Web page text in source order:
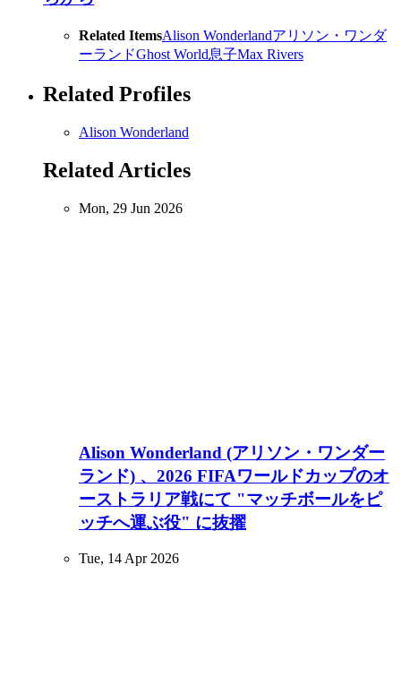
Related ItemsAlison Wonderlandアリソン・ワンダ
ーランドGhost World息子Max Rivers
Related Profiles
Alison Wonderland
Related Articles
Mon, 29 Jun 2026
Alison Wonderland (アリソン・ワンダー
ランド) 、2026 FIFAワールドカップのオ
ーストラリア戦にて "マッチボールをピ
ッチへ運ぶ役" に抜擢
Tue, 14 Apr 2026